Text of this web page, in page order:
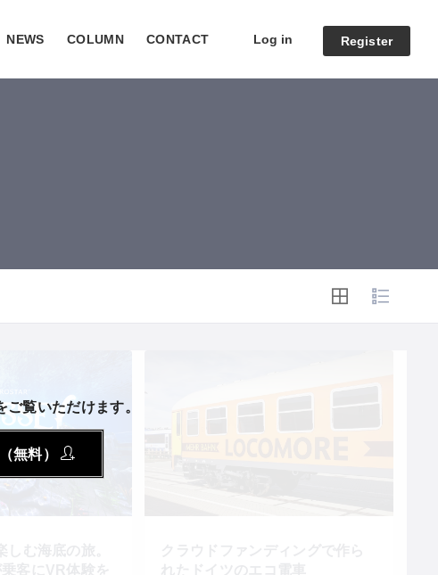
NEWS COLUMN CONTACT Log in Register
覧いただけます。
無料）